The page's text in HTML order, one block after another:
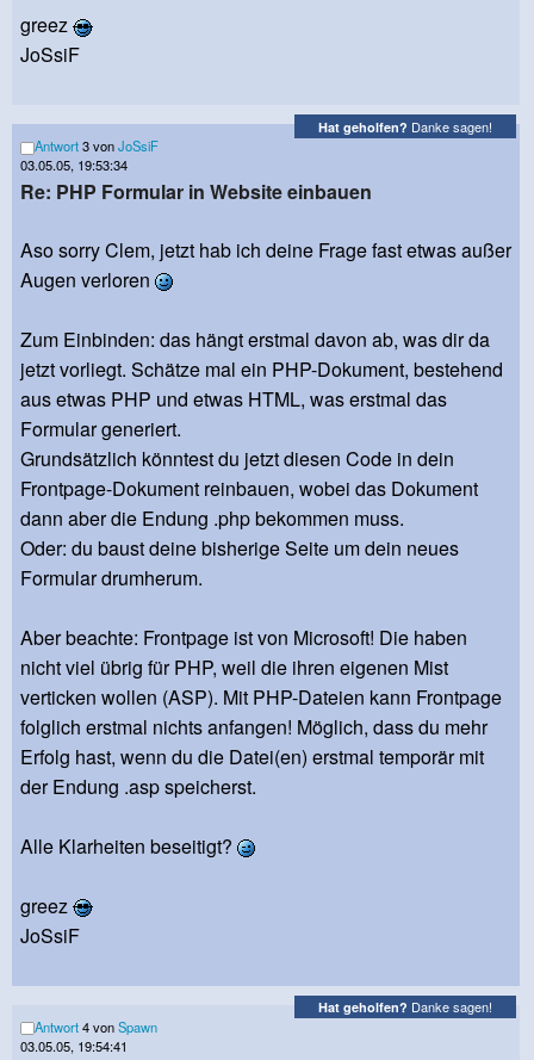
greez
JoSsiF
Hat geholfen? Danke sagen!
Antwort3 vonJoSsiF
03.05.05, 19:53:34
Re: PHP Formular in Website einbauen
Aso sorry Clem, jetzt hab ich deine Frage fast etwas außer
Augen verloren
Zum Einbinden: das hängt erstmal davon ab, was dir da
jetzt vorliegt. Schätze mal ein PHP-Dokument, bestehend
aus etwas PHP und etwas HTML, was erstmal das
Formular generiert.
Grundsätzlich könntest du jetzt diesen Code in dein
Frontpage-Dokument reinbauen, wobei das Dokument
dann aber die Endung .php bekommen muss.
Oder: du baust deine bisherige Seite um dein neues
Formular drumherum.
Aber beachte: Frontpage ist von Microsoft! Die haben
nicht viel übrig für PHP, weil die ihren eigenen Mist
verticken wollen (ASP). Mit PHP-Dateien kann Frontpage
folglich erstmal nichts anfangen! Möglich, dass du mehr
Erfolg hast, wenn du die Datei(en) erstmal temporär mit
der Endung .asp speicherst.
Alle Klarheiten beseitigt?
greez
JoSsiF
Hat geholfen? Danke sagen!
Antwort4 vonSpawn
03.05.05, 19:54:41